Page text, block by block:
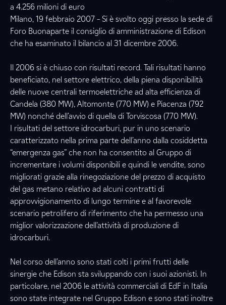
a 4.256 milioni di euro
Milano, 19 febbraio 2007 – Si è svolto oggi presso la sede di
Foro Buonaparte il consiglio di amministrazione di Edison
che ha esaminato il bilancio al 31 dicembre 2006.
Il 2006 si è chiuso con risultati record. Tali risultati hanno
beneficiato, nel settore elettrico, della piena disponibilità
delle nuove centrali termoelettriche ad alta efficienza di
Candela (380 MW), Altomonte (770 MW) e Piacenza (792
MW) nonché dell’avvio di quella di Torviscosa (770 MW).
I risultati del settore idrocarburi, pur in uno scenario
caratterizzato nella prima parte dell’anno dalla cosiddetta
“emergenza gas” che non ha consentito al Gruppo di
incrementare i volumi disponibili e quindi le vendite, sono
migliorati grazie alla rinegoziazione del prezzo di acquisto
del gas metano relativo ad alcuni contratti di
approvvigionamento di lungo termine e al favorevole
scenario petrolifero di riferimento che ha permesso una
miglior valorizzazione dell’attività di produzione di
idrocarburi.
Nel corso dell’anno sono stati colti i primi frutti delle
sinergie che Edison sta sviluppando con i suoi azionisti. In
particolare, nel 2006 le attività commerciali di EdF in Italia
sono state integrate nel Gruppo Edison e sono stati inoltre